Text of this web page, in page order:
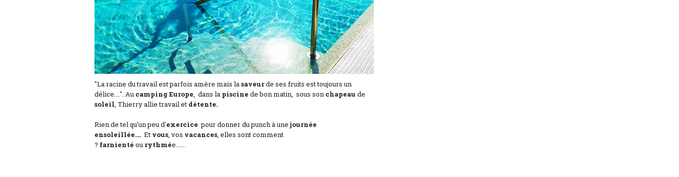
"La racine du travail est parfois amère mais lasaveurde ses fruits est toujours un
délice....". Au camping Europe, dans la piscine de bon matin, sous son chapeau de
soleil, Thierry allie travail et détente.
Rien de tel qu'un peu d'exercice pour donner du punch à une journée
ensoleillée.... Et vous, vos vacances, elles sont comment
? farnienté ou rythmée......